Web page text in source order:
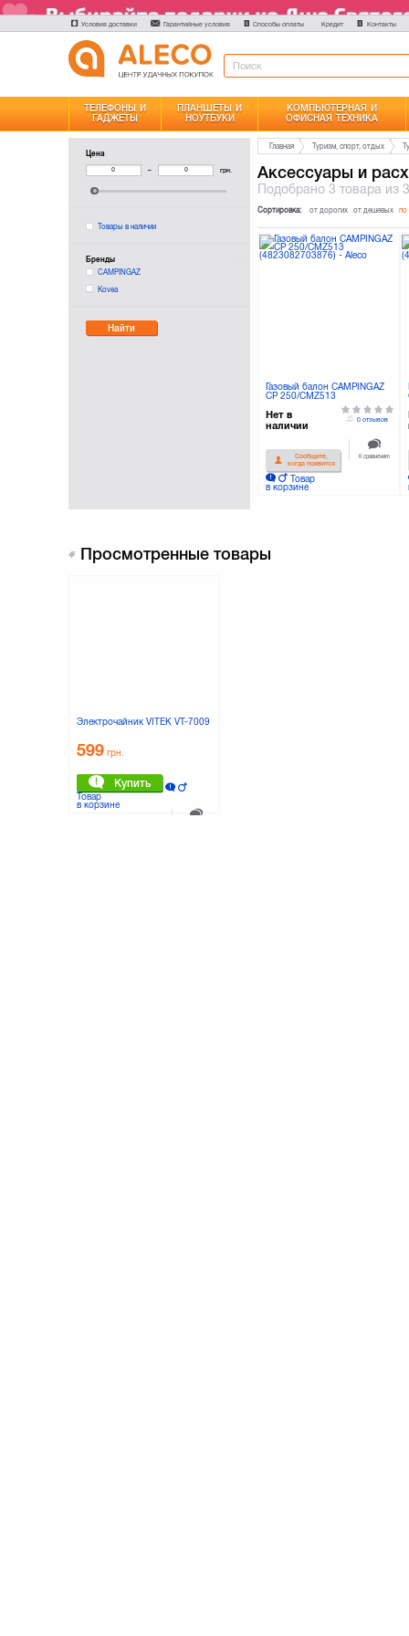
Условия доставки Гарантийные условия Способы оплаты Кредит Контакты
ТЕЛЕФОНЫ И
ГАДЖЕТЫ
ПЛАНШЕТЫ И
НОУТБУКИ
КОМПЬЮТЕРНАЯ И
ОФИСНАЯ ТЕХНИКА
Цена
– грн.
Товары в наличии
Бренды
CAMPINGAZ
Kovea
Найти
Главная Туризм, спорт, отдых
Аксессуары и
Подобрано3 товара из
Сортировка: от дорогих от дешевых по
Газовый балон CAMPINGAZ
CP 250/CMZ513
Нет в
наличии
Сообщите,
когда появится
Товар
в корзине
0 отзывов
К сравнению
Просмотренные товары
Электрочайник VITEK VT-7009
599 грн.
Купить
Товар
в корзине